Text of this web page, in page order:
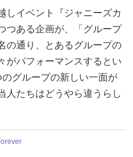
イベント『ジャニーズカ
つある企画が、「グループ
の通り、とあるグループの
がパフォーマンスするとい
グループの新しい一面が
人たちはどうやら違うらし